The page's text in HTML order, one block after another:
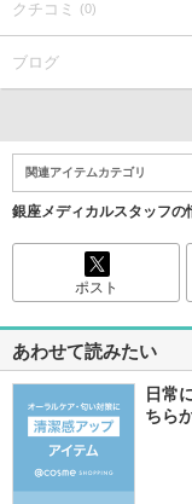
クチコミ (0)
ブログ
関連アイテムカテゴリ
銀座メディカルスタッフの
ポスト
あわせて読みたい
日常
ちら